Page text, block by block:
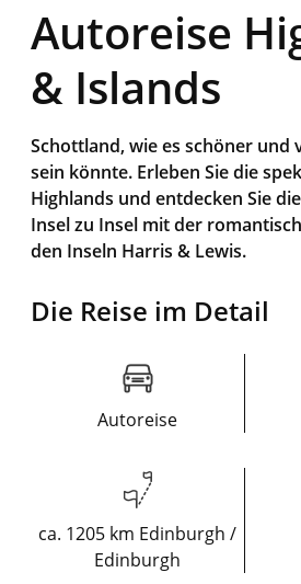
Autoreise
& Islands
Schottland, wie es schöner und
sein könnte. Erleben Sie die
Highlands und entdecken Sie
Insel zu Insel mit der
den Inseln Harris & Lewis.
Die Reise im Detail
Autoreise
ca. 1205 km Edinburgh /
Edinburgh